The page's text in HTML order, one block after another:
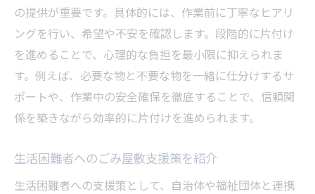
の提供が重要です。具体的には、作業前に丁寧なヒアリ
ングを行い、希望や不安を確認します。段階的に片付け
を進めることで、心理的な負担を最小限に抑えられま
す。例えば、必要な物と不要な物を一緒に仕分けするサ
ポートや、作業中の安全確保を徹底することで、信頼関
係を築きながら効率的に片付けを進められます。
生活困難者へのごみ屋敷支援策を紹介
生活困難者への支援策として、自治体や福祉団体と連携